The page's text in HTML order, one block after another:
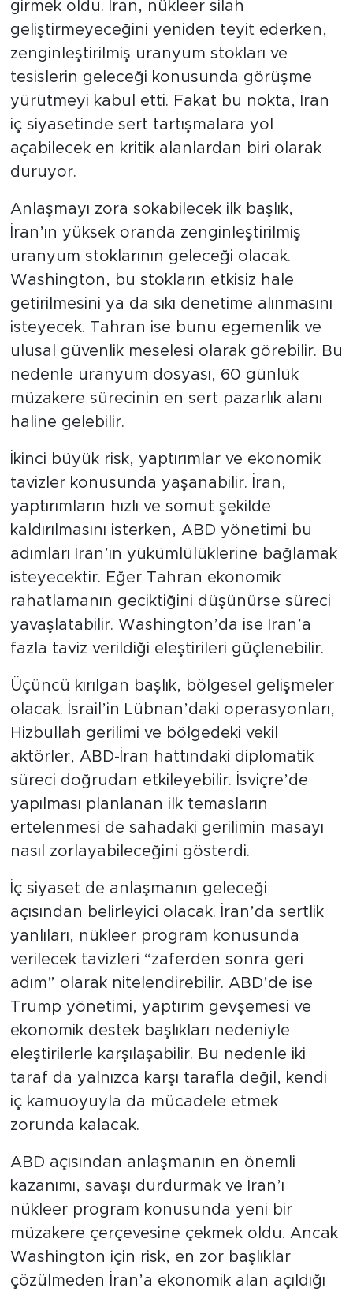
girmek oldu. İran, nükleer silah
geliştirmeyeceğini yeniden teyit ederken,
zenginleştirilmiş uranyum stokları ve
tesislerin geleceği konusunda görüşme
yürütmeyi kabul etti. Fakat bu nokta, İran
iç siyasetinde sert tartışmalara yol
açabilecek en kritik alanlardan biri olarak
duruyor.
Anlaşmayı zora sokabilecek ilk başlık,
İran’ın yüksek oranda zenginleştirilmiş
uranyum stoklarının geleceği olacak.
Washington, bu stokların etkisiz hale
getirilmesini ya da sıkı denetime alınmasını
isteyecek. Tahran ise bunu egemenlik ve
ulusal güvenlik meselesi olarak görebilir. Bu
nedenle uranyum dosyası, 60 günlük
müzakere sürecinin en sert pazarlık alanı
haline gelebilir.
İkinci büyük risk, yaptırımlar ve ekonomik
tavizler konusunda yaşanabilir. İran,
yaptırımların hızlı ve somut şekilde
kaldırılmasını isterken, ABD yönetimi bu
adımları İran’ın yükümlülüklerine bağlamak
isteyecektir. Eğer Tahran ekonomik
rahatlamanın geciktiğini düşünürse süreci
yavaşlatabilir. Washington’da ise İran’a
fazla taviz verildiği eleştirileri güçlenebilir.
Üçüncü kırılgan başlık, bölgesel gelişmeler
olacak. İsrail’in Lübnan’daki operasyonları,
Hizbullah gerilimi ve bölgedeki vekil
aktörler, ABD-İran hattındaki diplomatik
süreci doğrudan etkileyebilir. İsviçre’de
yapılması planlanan ilk temasların
ertelenmesi de sahadaki gerilimin masayı
nasıl zorlayabileceğini gösterdi.
İç siyaset de anlaşmanın geleceği
açısından belirleyici olacak. İran’da sertlik
yanlıları, nükleer program konusunda
verilecek tavizleri “zaferden sonra geri
adım” olarak nitelendirebilir. ABD’de ise
Trump yönetimi, yaptırım gevşemesi ve
ekonomik destek başlıkları nedeniyle
eleştirilerle karşılaşabilir. Bu nedenle iki
taraf da yalnızca karşı tarafla değil, kendi
iç kamuoyuyla da mücadele etmek
zorunda kalacak.
ABD açısından anlaşmanın en önemli
kazanımı, savaşı durdurmak ve İran’ı
nükleer program konusunda yeni bir
müzakere çerçevesine çekmek oldu. Ancak
Washington için risk, en zor başlıklar
çözülmeden İran’a ekonomik alan açıldığı